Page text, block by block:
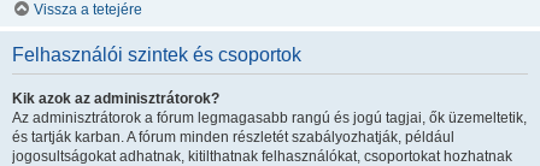
Vissza a tetejére
Felhasználói szintek és csoportok
Kik azok az adminisztrátorok?
Az adminisztrátorok a fórum legmagasabb rangú és jogú tagjai, ők üzemeltetik,
és tartják karban. A fórum minden részletét szabályozhatják, például
jogosultságokat adhatnak, kitilthatnak felhasználókat, csoportokat hozhatnak